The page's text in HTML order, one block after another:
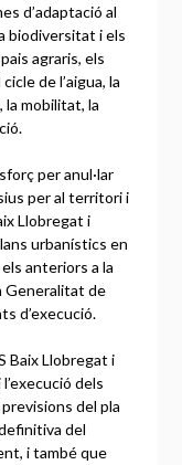
d’adaptació al
biodiversitat i els
agraris, els
de l’aigua, la
la mobilitat, la
per anul·lar
per al territori i
Llobregat i
urbanístics en
anteriors a la
Generalitat de
d’execució.
Baix Llobregat i
dels
del pla
del
i també que